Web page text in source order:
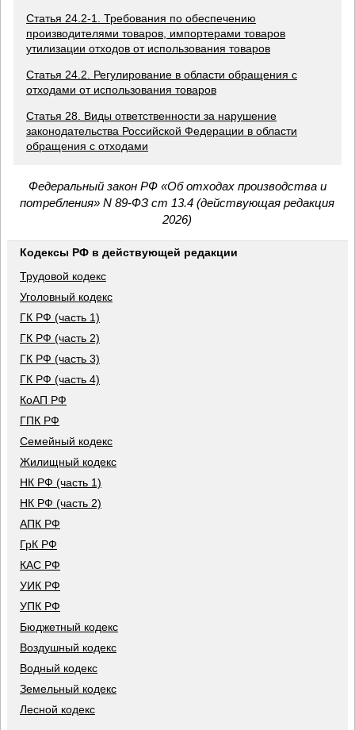
Статья 24.2-1. Требования по обеспечению
производителями товаров, импортерами товаров
утилизации отходов от использования товаров
Статья 24.2. Регулирование в области обращения с
отходами от использования товаров
Статья 28. Виды ответственности за нарушение
законодательства Российской Федерации в области
обращения с отходами
Федеральный закон РФ «Об отходах производства и
потребления» N 89-ФЗ ст 13.4 (действующая редакция
2026)
Кодексы РФ в действующей редакции
Трудовой кодекс
Уголовный кодекс
ГК РФ (часть 1)
ГК РФ (часть 2)
ГК РФ (часть 3)
ГК РФ (часть 4)
КоАП РФ
ГПК РФ
Семейный кодекс
Жилищный кодекс
НК РФ (часть 1)
НК РФ (часть 2)
АПК РФ
ГрК РФ
КАС РФ
УИК РФ
УПК РФ
Бюджетный кодекс
Воздушный кодекс
Водный кодекс
Земельный кодекс
Лесной кодекс